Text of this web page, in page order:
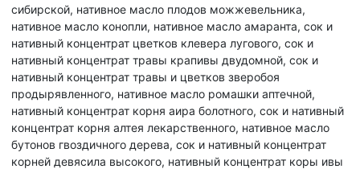
сибирской, нативное масло плодов можжевельника,
нативное масло конопли, нативное масло амаранта, сок и
нативный концентрат цветков клевера лугового, сок и
нативный концентрат травы крапивы двудомной, сок и
нативный концентрат травы и цветков зверобоя
продырявленного, нативное масло ромашки аптечной,
нативный концентрат корня аира болотного, сок и нативный
концентрат корня алтея лекарственного, нативное масло
бутонов гвоздичного дерева, сок и нативный концентрат
корней девясила высокого, нативный концентрат коры ивы